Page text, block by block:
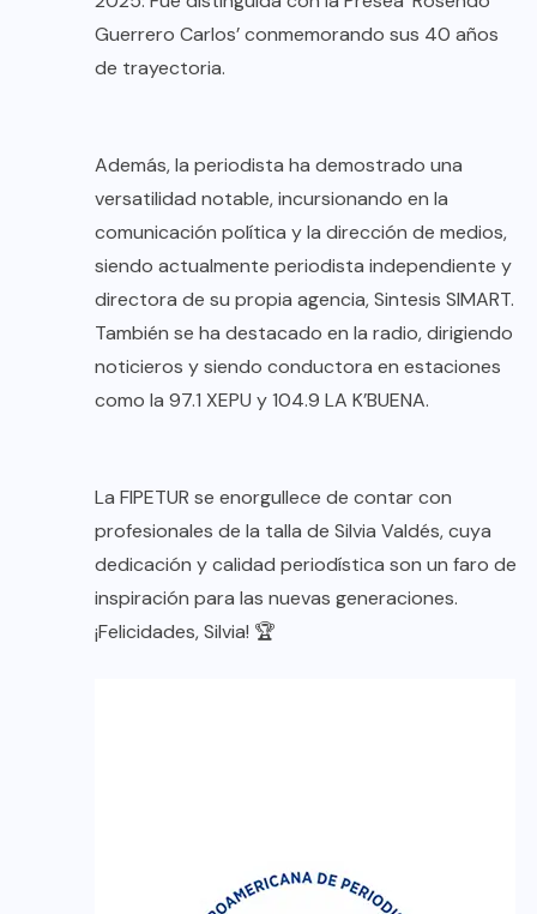
Guerrero Carlos’ conmemorando sus 40 años
de trayectoria.
Además, la periodista ha demostrado una
versatilidad notable, incursionando en la
comunicación política y la dirección de medios,
siendo actualmente periodista independiente y
directora de su propia agencia, Sintesis SIMART.
También se ha destacado en la radio, dirigiendo
noticieros y siendo conductora en estaciones
como la 97.1 XEPU y 104.9 LA K’BUENA.
La FIPETUR se enorgullece de contar con
profesionales de la talla de Silvia Valdés, cuya
dedicación y calidad periodística son un faro de
inspiración para las nuevas generaciones.
¡Felicidades, Silvia! 🏆